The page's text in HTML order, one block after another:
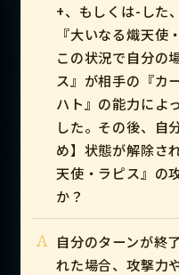
+、もしくは-した
『大いなる熾天使
この状況で自分の
ス』が相手の『カ
ハト』の能力によ
した。その後、自
め】状態が解除さ
天使・ラピス』の
か？
A 自分のターンが終
れた場合、攻撃力